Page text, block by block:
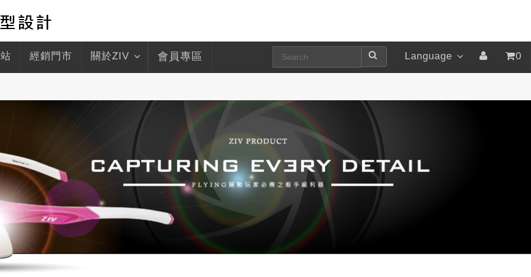
經銷門市 關於ZIV 會員專區 Language 0